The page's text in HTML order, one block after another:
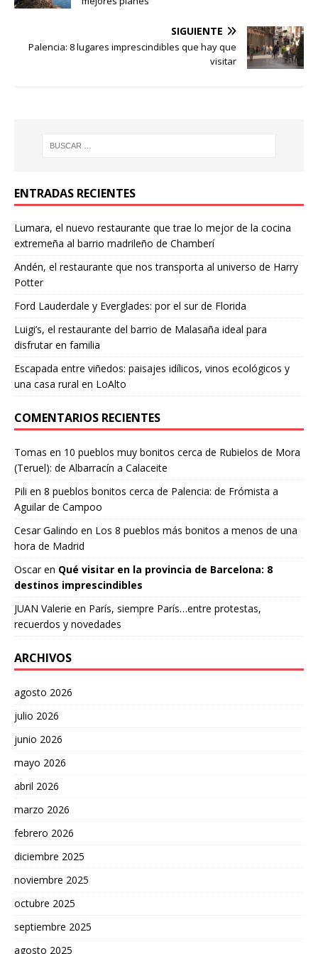
SIGUIENTE
Palencia: 8 lugares imprescindibles que hay que
visitar
ENTRADAS RECIENTES
Lumara, el nuevo restaurante que trae lo mejor de la cocina
extremeña al barrio madrileño de Chamberí
Andén, el restaurante que nos transporta al universo de Harry
Potter
Ford Lauderdale y Everglades: por el sur de Florida
Luigi’s, el restaurante del barrio de Malasaña ideal para
disfrutar en familia
Escapada entre viñedos: paisajes idílicos, vinos ecológicos y
una casa rural en LoAlto
COMENTARIOS RECIENTES
Tomas en 10 pueblos muy bonitos cerca de Rubielos de Mora
(Teruel): de Albarracín a Calaceite
Pili en 8 pueblos bonitos cerca de Palencia: de Frómista a
Aguilar de Campoo
Cesar Galindo en Los 8 pueblos más bonitos a menos de una
hora de Madrid
Oscaren Qué visitar en la provincia de Barcelona: 8
destinos imprescindibles
JUAN Valerie en París, siempre París…entre protestas,
recuerdos y novedades
ARCHIVOS
agosto 2026
julio 2026
junio 2026
mayo 2026
abril 2026
marzo 2026
febrero 2026
diciembre 2025
noviembre 2025
octubre 2025
septiembre 2025
agosto 2025